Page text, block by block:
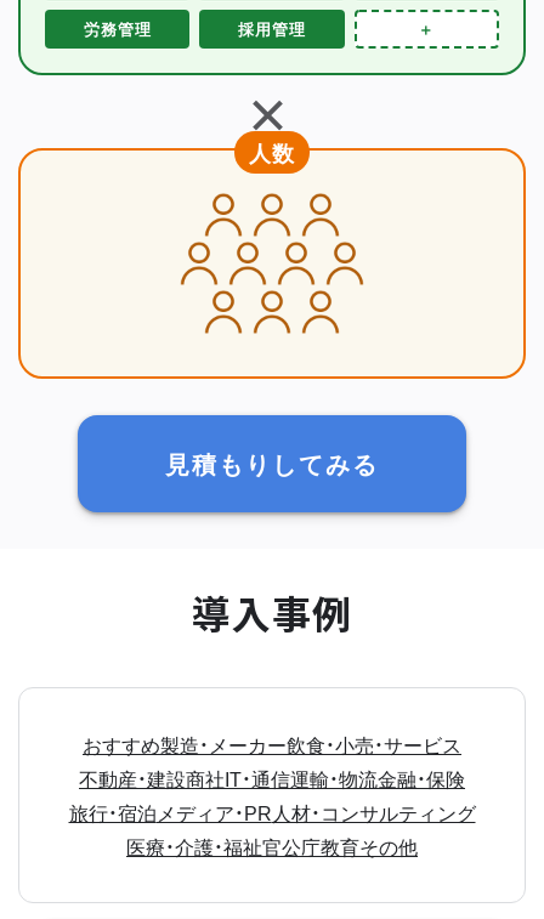
労務管理 採用管理 ＋
＋
人数
見積もりしてみる
導入事例
おすすめ製造・メーカー飲食・小売・サービス
不動産・建設商社IT・通信運輸・物流金融・保険
旅行・宿泊 メディア・PR人材・コンサルティング
医療・介護・福祉官公庁教育その他